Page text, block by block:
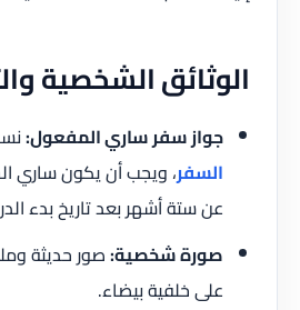
الوثائق الشخصية
جواز سفر ساري المفعول:
السفر، ويجب أن يكون ساري
عن ستة أشهر بعد تاريخ بدء
صورة شخصية:
على خلفية بيضاء.